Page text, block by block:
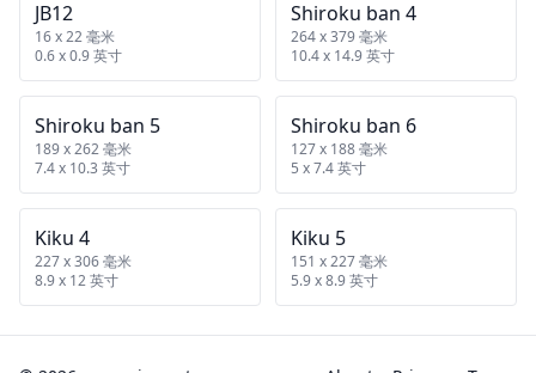
JB12
16 x 22 毫米
0.6 x 0.9 英寸
Shiroku ban 4
264 x 379 毫米
10.4 x 14.9 英寸
Shiroku ban 5
189 x 262 毫米
7.4 x 10.3 英寸
Shiroku ban 6
127 x 188 毫米
5 x 7.4 英寸
Kiku 4
227 x 306 毫米
8.9 x 12 英寸
Kiku 5
151 x 227 毫米
5.9 x 8.9 英寸